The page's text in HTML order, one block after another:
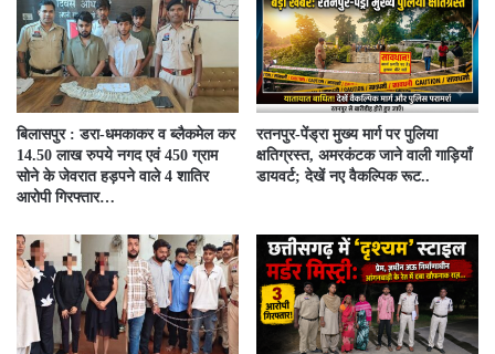
बिलासपुर : डरा-धमकाकर व ब्लैकमेल कर
14.50 लाख रुपये नगद एवं 450 ग्राम
सोने के जेवरात हड़पने वाले 4 शातिर
आरोपी गिरफ्तार…
रतनपुर-पेंड्रा मुख्य मार्ग पर पुलिया
क्षतिग्रस्त, अमरकंटक जाने वाली गाड़ियाँ
डायवर्ट; देखें नए वैकल्पिक रूट..